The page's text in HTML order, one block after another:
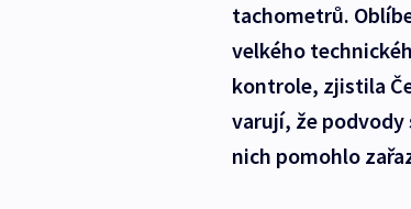
tachometrů.
velkého
kontrole, zjistila
varují, že
nich pomohlo